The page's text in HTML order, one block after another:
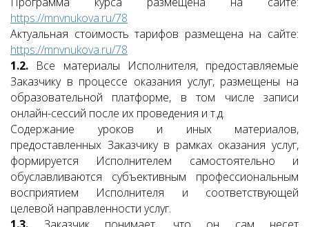
https://mnvnukova.ru/78
Актуальная стоимость тарифов размещена на сайте:
https://mnvnukova.ru/78
1.2. Все материалы Исполнителя, предоставляемые
Заказчику в процессе оказания услуг, размещены на
образовательной платформе, в том числе записи
онлайн-сессий после их проведения и т.д.
Содержание уроков и иных материалов,
предоставленных Заказчику в рамках оказания услуг,
формируется Исполнителем самостоятельно и
обуславливаются субъективным профессиональным
восприятием Исполнителя и соответствующей
целевой направленности услуг.